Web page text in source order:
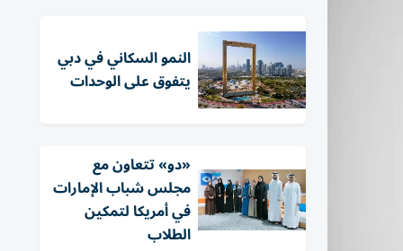
النمو السكاني في دبي
يتفوق على الوحدات
«دو» تتعاون مع
مجلس شباب الإمارات
في أمريكا لتمكين
الطلاب